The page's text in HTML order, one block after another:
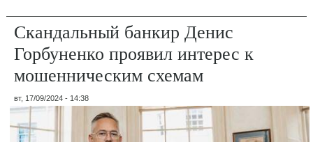
Скандальный банкир Денис
Горбуненко проявил интерес к
мошенническим схемам
вт, 17/09/2024 - 14:38